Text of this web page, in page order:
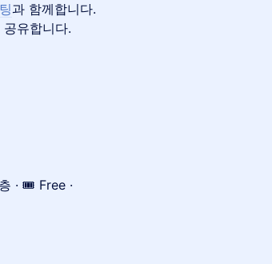
과 함께합니다.
유합니다.
· 🎟 Free ·